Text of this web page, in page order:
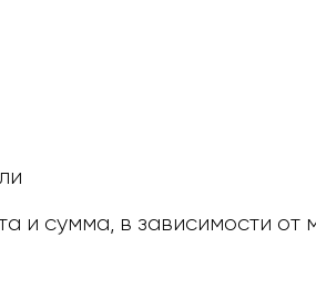
и сумма, в зависимости от